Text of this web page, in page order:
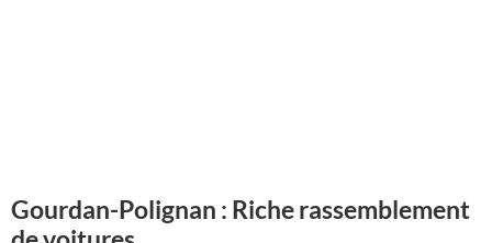
Gourdan-Polignan : Riche rassemblement